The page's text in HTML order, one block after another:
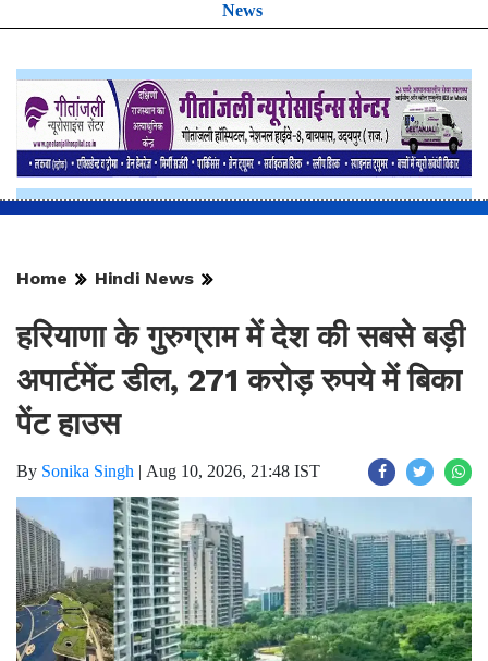
News
Home Hindi News
हरियाणा के गुरुग्राम में देश की सबसे बड़ी
अपार्टमेंट डील, 271 करोड़ रुपये में बिका
पेंट हाउस
By Sonika Singh | Aug 10, 2026, 21:48 IST